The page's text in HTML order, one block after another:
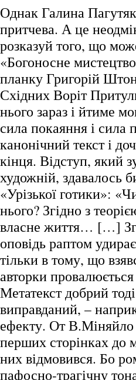
Однак Галина
притчева. А це
розказуй того, що
«Богоносне
планку Григорій
Східних Воріт
нього зараз і йтиме
сила покаяння і
канонічний текст і
кінця. Відступ, який
художній, здавалось
«Урізької готики»:
нього? Згідно з
власне життя… […]
оповідь раптом
тільки в тому, що
авторки
Метатекст добрий
виправданий, –
ефекту. От В.Міняйло
перших сторінках до
них відмовився. Бо
пафосно-трагічну